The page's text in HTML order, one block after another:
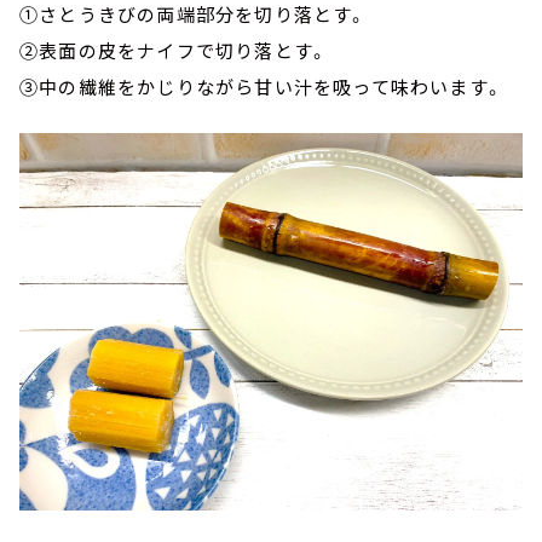
①さとうきびの両端部分を切り落とす。
②表面の皮をナイフで切り落とす。
③中の繊維をかじりながら甘い汁を吸って味わいます。